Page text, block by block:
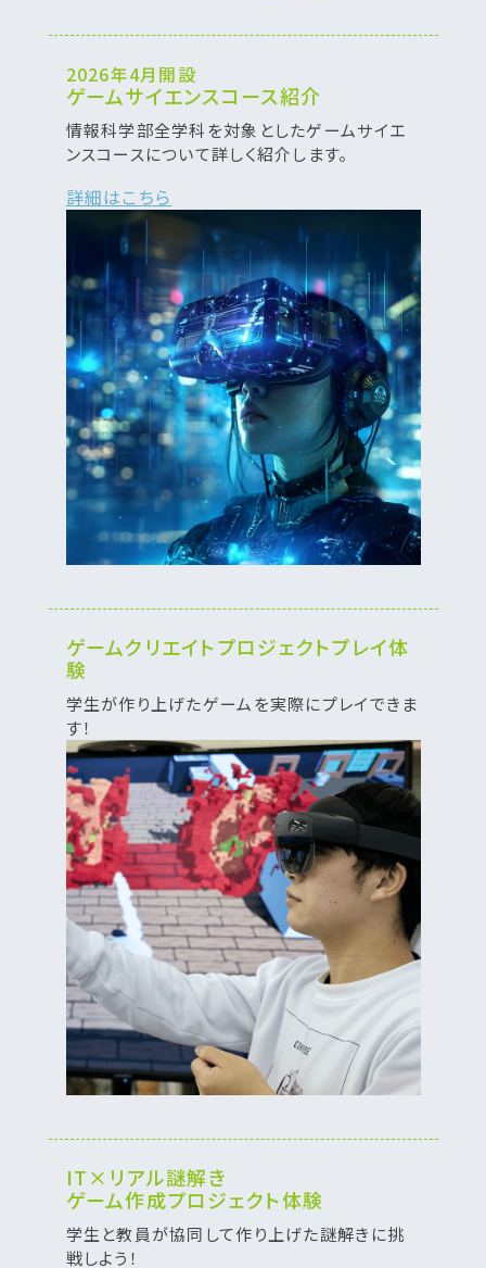
2026年4月開設
ゲームサイエンスコース紹介
情報科学部全学科を対象としたゲームサイエ
ンスコースについて詳しく紹介します。
詳細はこちら
ゲームクリエイトプロジェクトプレイ体
験
学生が作り上げたゲームを実際にプレイできま
す！
IT×リアル謎解き
ゲーム作成プロジェクト体験
学生と教員が協同して作り上げた謎解きに挑
戦しよう！